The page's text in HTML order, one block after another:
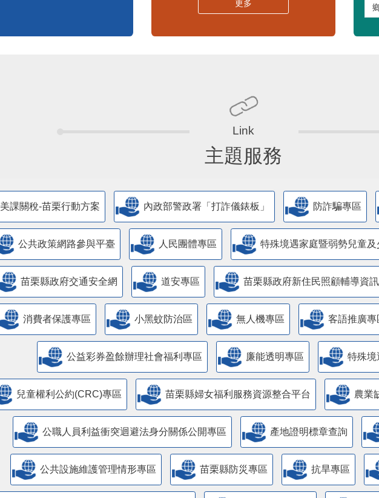
更多
主題服務
美課關稅-苗栗行動方案 內政部警政署「打詐儀錶板」 防詐騙專區
公共政策網路參與平臺 人民團體專區 特殊境遇家庭暨弱勢兒童
苗栗縣政府交通安全網 道安專區 苗栗縣政府新住民照顧輔導資
消費者保護專區 小黑蚊防治區 無人機專區 客語推廣專
公益彩券盈餘辦理社會福利專區 廉能透明專區 特殊境
兒童權利公約(CRC)專區 苗栗縣婦女福利服務資源整合平台 農業
公職人員利益衝突迴避法身分關係公開專區 產地證明標章查詢
​公共設施維護管理情形專區 苗栗縣防災專區 抗旱專區